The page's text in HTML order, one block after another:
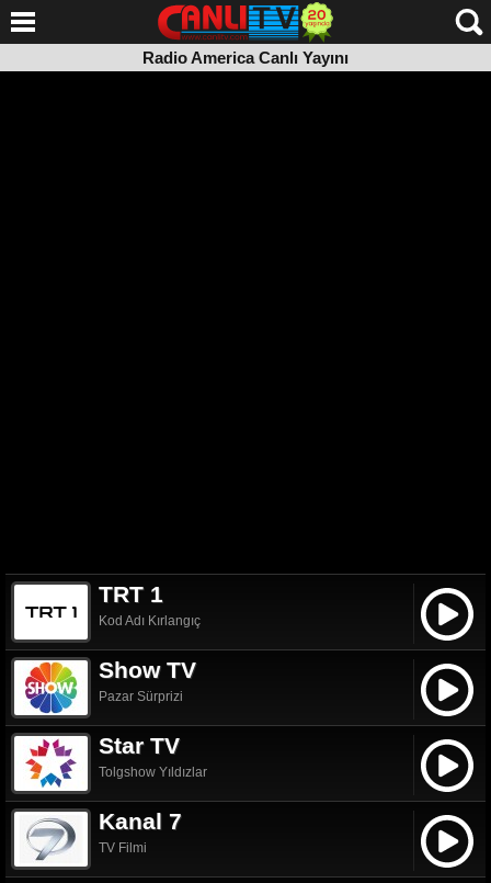
Radio America Canlı Yayını
TRT 1
Kod Adı Kırlangıç
Show TV
Pazar Sürprizi
Star TV
Tolgshow Yıldızlar
Kanal 7
TV Filmi